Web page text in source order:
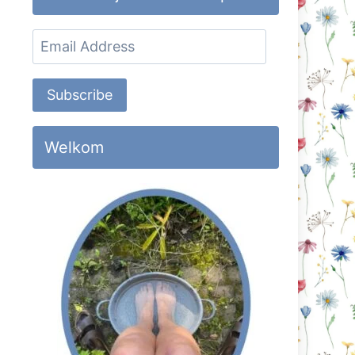
Email
Address
Subscribe
Welkom